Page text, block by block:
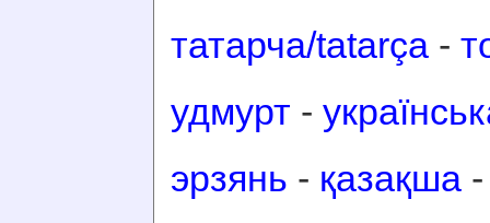
татарча/tatarça -
удмурт -
эрзянь - қазақша